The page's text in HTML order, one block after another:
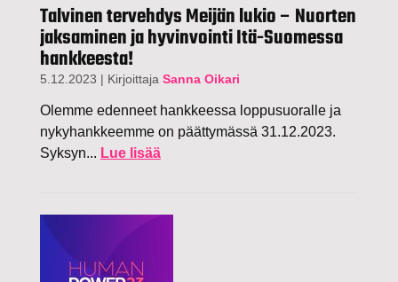
Talvinen tervehdys Meijän lukio – Nuorten
jaksaminen ja hyvinvointi Itä-Suomessa
hankkeesta!
5.12.2023 | Kirjoittaja Sanna Oikari
Olemme edenneet hankkeessa loppusuoralle ja
nykyhankkeemme on päättymässä 31.12.2023.
Syksyn... Lue lisää